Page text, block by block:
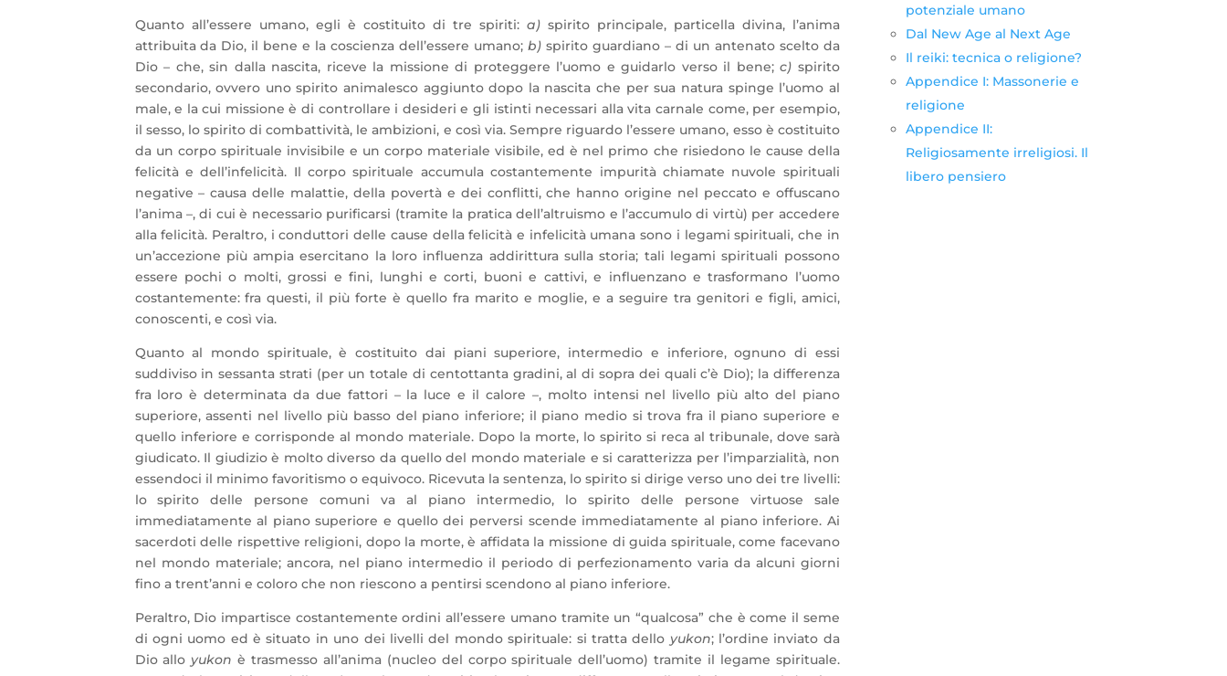
Quanto all’essere umano, egli è costituito di tre spiriti: a)spirito principale, particella divina, l’anima
attribuita da Dio, il bene e la coscienza dell’essere umano;b) spirito guardiano – di un antenato scelto da
Dio – che, sin dalla nascita, riceve la missione di proteggere l’uomo e guidarlo verso il bene;c) spirito
secondario, ovvero uno spirito animalesco aggiunto dopo la nascita che per sua natura spinge l’uomo al
male, e la cui missione è di controllare i desideri e gli istinti necessari alla vita carnale come, per esempio,
il sesso, lo spirito di combattività, le ambizioni, e così via. Sempre riguardo l’essere umano, esso è costituito
da un corpo spirituale invisibile e un corpo materiale visibile, ed è nel primo che risiedono le cause della
felicità e dell’infelicità. Il corpo spirituale accumula costantemente impurità chiamate nuvole spirituali
negative – causa delle malattie, della povertà e dei conflitti, che hanno origine nel peccato e offuscano
l’anima –, di cui è necessario purificarsi (tramite la pratica dell’altruismo e l’accumulo di virtù) per accedere
alla felicità. Peraltro, i conduttori delle cause della felicità e infelicità umana sono i legami spirituali, che in
un’accezione più ampia esercitano la loro influenza addirittura sulla storia; tali legami spirituali possono
essere pochi o molti, grossi e fini, lunghi e corti, buoni e cattivi, e influenzano e trasformano l’uomo
costantemente: fra questi, il più forte è quello fra marito e moglie, e a seguire tra genitori e figli, amici,
conoscenti, e così via.
Quanto al mondo spirituale, è costituito dai piani superiore, intermedio e inferiore, ognuno di essi
suddiviso in sessanta strati (per un totale di centottanta gradini, al di sopra dei quali c’è Dio); la differenza
fra loro è determinata da due fattori – la luce e il calore –, molto intensi nel livello più alto del piano
superiore, assenti nel livello più basso del piano inferiore; il piano medio si trova fra il piano superiore e
quello inferiore e corrisponde al mondo materiale. Dopo la morte, lo spirito si reca al tribunale, dove sarà
giudicato. Il giudizio è molto diverso da quello del mondo materiale e si caratterizza per l’imparzialità, non
essendoci il minimo favoritismo o equivoco. Ricevuta la sentenza, lo spirito si dirige verso uno dei tre livelli:
lo spirito delle persone comuni va al piano intermedio, lo spirito delle persone virtuose sale
immediatamente al piano superiore e quello dei perversi scende immediatamente al piano inferiore. Ai
sacerdoti delle rispettive religioni, dopo la morte, è affidata la missione di guida spirituale, come facevano
nel mondo materiale; ancora, nel piano intermedio il periodo di perfezionamento varia da alcuni giorni
fino a trent’anni e coloro che non riescono a pentirsi scendono al piano inferiore.
Peraltro, Dio impartisce costantemente ordini all’essere umano tramite un “qualcosa” che è come il seme
di ogni uomo ed è situato in uno dei livelli del mondo spirituale: si tratta dello yukon; l’ordine inviato da
Dio allo yukon è trasmesso all’anima (nucleo del corpo spirituale dell’uomo) tramite il legame spirituale.
potenziale umano
Dal New Age al Next Age
Il reiki: tecnica o religione?
Appendice I: Massonerie e
religione
Appendice II:
Religiosamente irreligiosi. Il
libero pensiero